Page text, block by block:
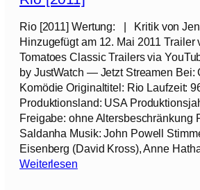
e
r
[
2
0
1
4
]
A
e
n
t
e
u
e
r
v
o
n
Rio [2011] Wertung: | Kritik von
Hinzugefügt am 12. Mai 2011 Trailer
Tomatoes Classic Trailers via
by JustWatch — Jetzt Streamen Bei:
Komödie Originaltitel: Rio Laufzeit:
Produktionsland: USA
Freigabe: ohne Altersbeschränkung
Saldanha Musik: John Powell
Eisenberg (David Kross), Anne
Weiterlesen: